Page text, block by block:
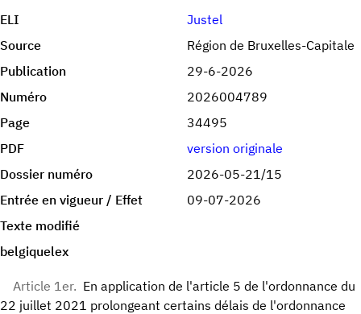
ELI
Justel
Source
Région de Bruxelles-Capitale
Publication
29-6-2026
Numéro
2026004789
Page
34495
PDF
version originale
Dossier numéro
2026-05-21/15
Entrée en vigueur / Effet
09-07-2026
Texte modifié
belgiquelex
Article 1er. En application de l'article 5 de l'ordonnance du
22 juillet 2021 prolongeant certains délais de l'ordonnance